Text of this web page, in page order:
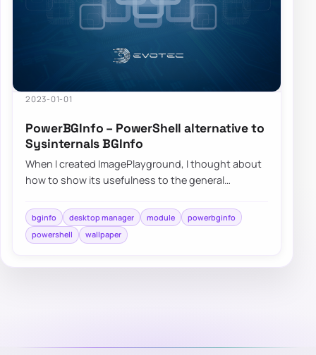
2023-01-01
PowerBGInfo – PowerShell alternative to
Sysinternals BGInfo
When I created ImagePlayground, I thought about
how to show its usefulness to the general
can…
bginfo desktop manager module
powerbginfo
powershell
wallpaper